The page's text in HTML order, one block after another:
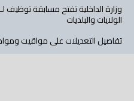
الولايات والبلديات
تفاصيل التعديلات على مواقيت ومواد